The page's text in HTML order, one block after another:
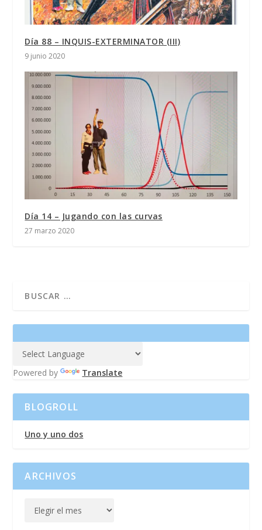
Día 88 – INQUIS-EXTERMINATOR (III)
9 junio 2020
Día 14 – Jugando con las curvas
27 marzo 2020
Powered by Translate
BLOGROLL
Uno y uno dos
ARCHIVOS